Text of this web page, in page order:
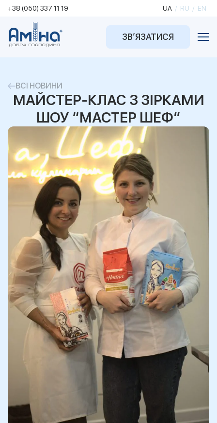
+38 (050) 337 11 19 UA / RU / EN
ЗВ’ЯЗАТИСЯ
ВСІ НОВИНИ
МАЙСТЕР-КЛАС З ЗІРКАМИ
ШОУ “МАСТЕР ШЕФ”